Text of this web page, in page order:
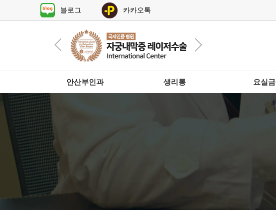
블로그 카카오톡
안산부인과 생리통 요실금